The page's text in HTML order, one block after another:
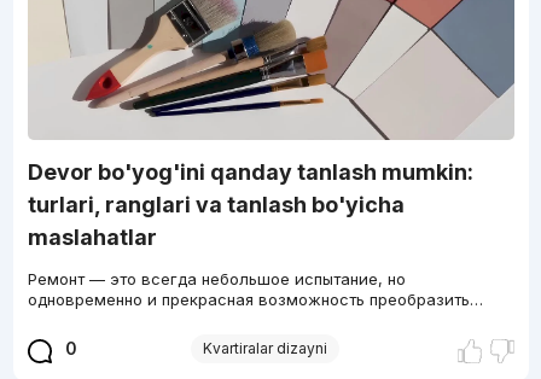
Devor bo'yog'ini qanday tanlash mumkin:
turlari, ranglari va tanlash bo'yicha
maslahatlar
Ремонт — это всегда небольшое испытание, но
одновременно и прекрасная возможность преобразить…
0 Kvartiralar dizayni